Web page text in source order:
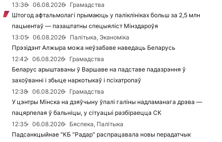
13:36
06.08.2026
Грамадства
Штогод афтальмолагі прымаюць у паліклініках больш за 2,5 млн
пацыентаў — пазаштатны спецыяліст Мінздароўя
13:05
06.08.2026
Палітыка, Эканоміка
Прэзідэнт Алжыра можа неўзабаве наведаць Беларусь
12:42
06.08.2026
Грамадства
Беларус арыштаваны ў Варшаве на падставе падазрэння ў
захоўванні і збыце наркотыкаў і псіхатропаў
12:38
06.08.2026
Грамадства
У цэнтры Мінска на дзяўчыну ўпалі галіны надламанага дрэва —
пацярпелая ў бальніцы, у сітуацыі разбіраецца СК
12:35
06.08.2026
Бяспека, Палітыка
Падсанкцыйнае "КБ "Радар" распрацавала новы перадатчык